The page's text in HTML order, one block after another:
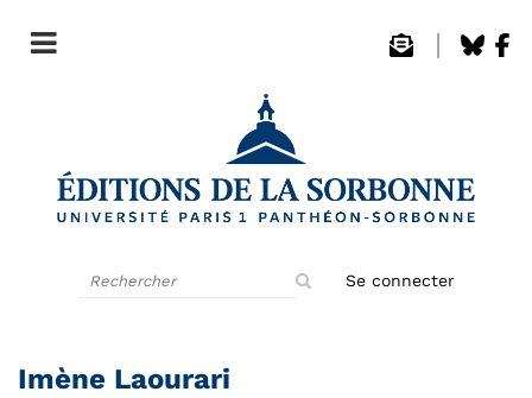
Se connecter
Imène Laourari